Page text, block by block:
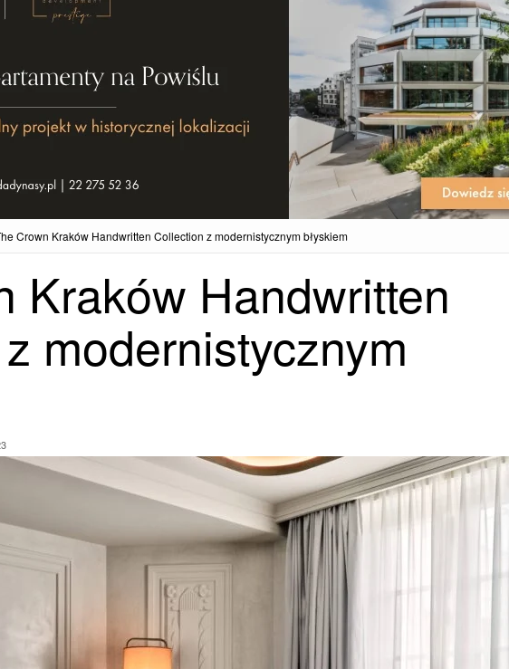
Crown Kraków Handwritten Collection z modernistycznym błyskiem
Kraków Handwritten
modernistycznym